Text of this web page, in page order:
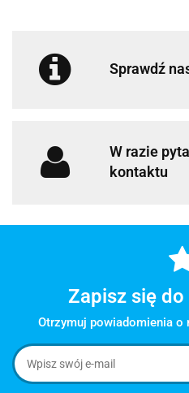
Sprawdź
W razie
kontaktu
Zapisz się
Otrzymuj powiadomienia o